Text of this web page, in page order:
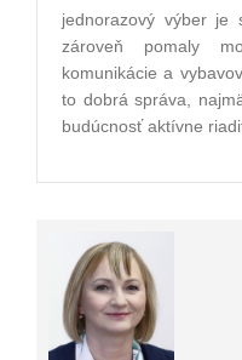
jednorazový výber je
zároveň pomaly
komunikácie a
to dobrá správa,
budúcnosť aktívne